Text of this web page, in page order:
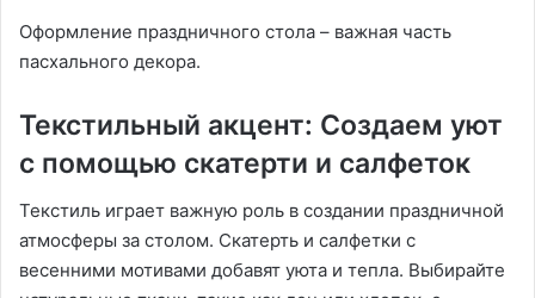
Оформление праздничного стола – важная часть
пасхального декора.
Текстильный акцент: Создаем уют
с помощью скатерти и салфеток
Текстиль играет важную роль в создании праздничной
атмосферы за столом. Скатерть и салфетки с
весенними мотивами добавят уюта и тепла. Выбирайте